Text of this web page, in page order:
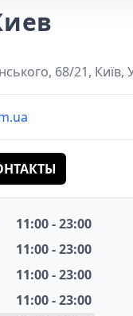
68/21, Київ,
11:00 - 23:00
11:00 - 23:00
11:00 - 23:00
11:00 - 23:00